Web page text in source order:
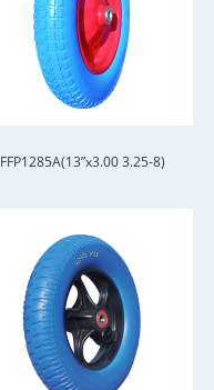
FFP1285A(13”x3.00 3.25-8)